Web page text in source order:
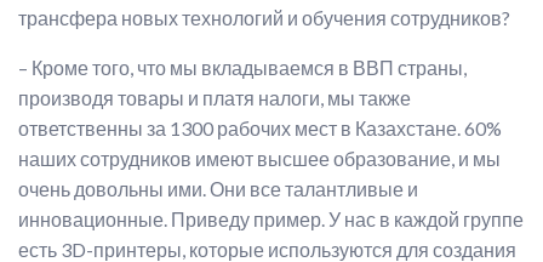
трансфера новых технологий и обучения сотрудников?
– Кроме того, что мы вкладываемся в ВВП страны,
производя товары и платя налоги, мы также
ответственны за 1300 рабочих мест в Казахстане. 60%
наших сотрудников имеют высшее образование, и мы
очень довольны ими. Они все талантливые и
инновационные. Приведу пример. У нас в каждой группе
есть 3D-принтеры, которые используются для создания